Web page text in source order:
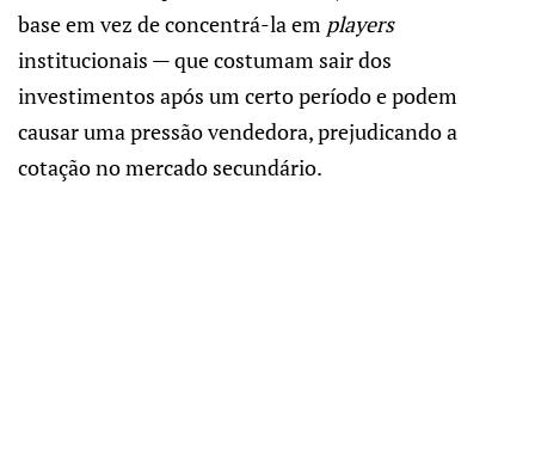
base em vez de concentrá-la em players
institucionais — que costumam sair dos
investimentos após um certo período e podem
causar uma pressão vendedora, prejudicando a
cotação no mercado secundário.